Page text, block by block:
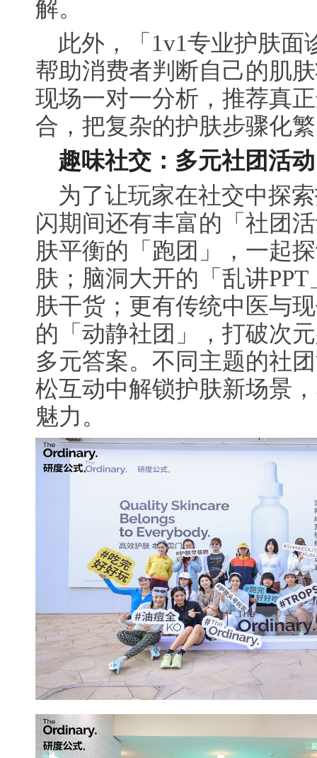
解。
此外，「1v1专业护肤面
帮助消费者判断自己的肌
现场一对一分析，推荐真
合，把复杂的护肤步骤化
趣味社交：多元社团活
为了让玩家在社交中探
闪期间还有丰富的「社团
肤平衡的「跑团」，一起
肤；脑洞大开的「乱讲
肤干货；更有传统中医与
的「动静社团」，打破次
多元答案。不同主题的社
松互动中解锁护肤新场景
魅力。